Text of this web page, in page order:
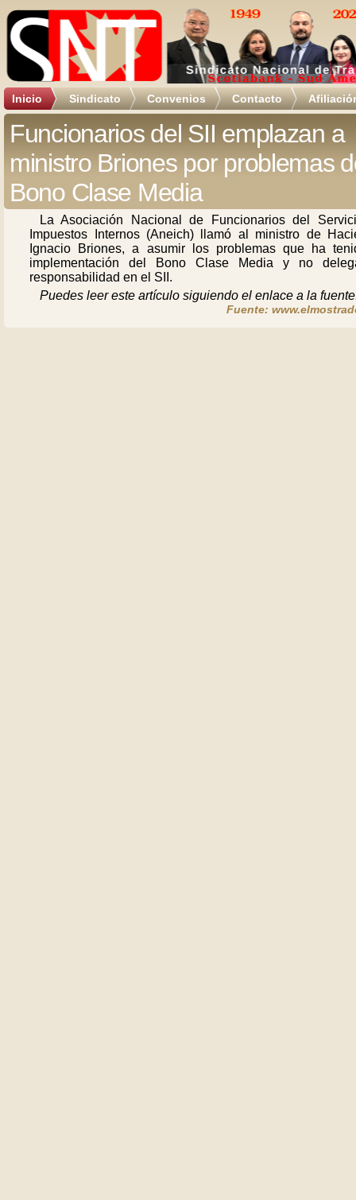
Inicio Sindicato Convenios Contacto
Funcionarios del SII emplazan a
ministro Briones por problemas
Bono Clase Media
La Asociación Nacional de Funcionarios del
Impuestos Internos (Aneich) llamó al ministro de
Ignacio Briones, a asumir los problemas que ha
implementación del Bono Clase Media y no
responsabilidad en el SII.
Puedes leer este artículo siguiendo el enlace a la
Fuente: